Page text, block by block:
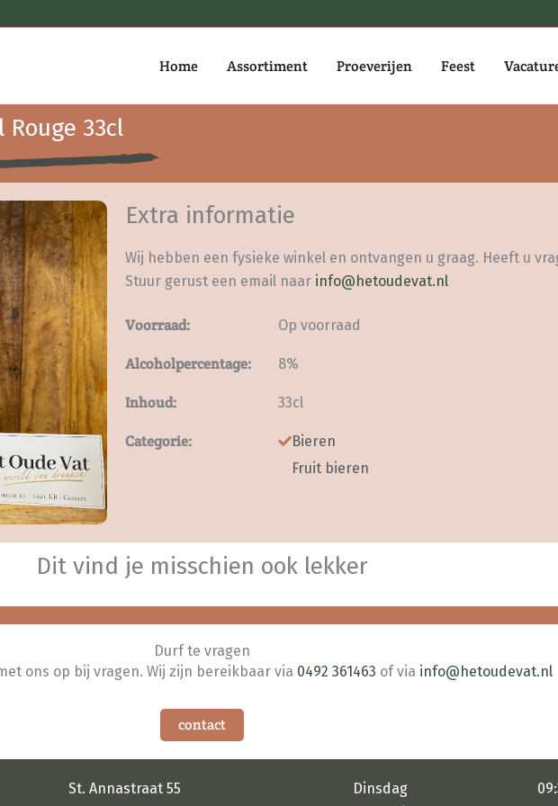
Home Assortiment Proeverijen Feest
Rouge 33cl
Extra informatie
Wij hebben een fysieke winkel en ontvangen u graag. Heeft u
Stuur gerust een email naar info@hetoudevat.nl
Voorraad: Op voorraad
Alcoholpercentage: 8%
Inhoud: 33cl
Categorie:
Bieren
Fruit bieren
Dit vind je misschien ook lekker
Durf te vragen
ons op bij vragen. Wij zijn bereikbaar via 0492 361463 of via info@hetoudevat.nl
contact
St. Annastraat 55
Dinsdag